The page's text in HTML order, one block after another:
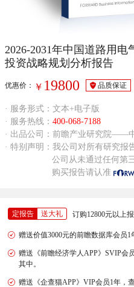
2026-2031年中国道路用
投资战略规划分析报告
优惠价： ￥ 19800 品质保证
· 服务形式：文本+电子版
· 服务热线： 400-068-7188
· 出品公司：前瞻产业研究院——
· 特别声明：我公司对所有研究报
公司从未通过任何第三方
购买报告请认准
定报告 送大礼 订购12800元以上
赠送价值3000元的前瞻数据库会员1
赠送《前瞻经济学人APP》SVIP会
其中。
赠送《企查猫APP》VIP会员1年，